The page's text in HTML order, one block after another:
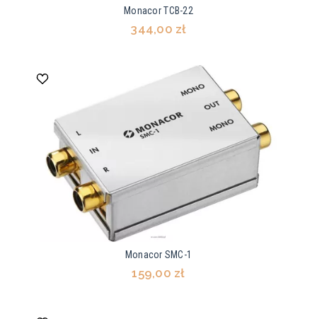
Monacor TCB-22
344,00 zł
Monacor SMC-1
159,00 zł